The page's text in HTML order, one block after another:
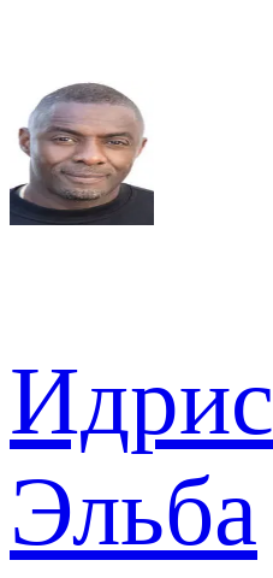
Идрис
Эльба